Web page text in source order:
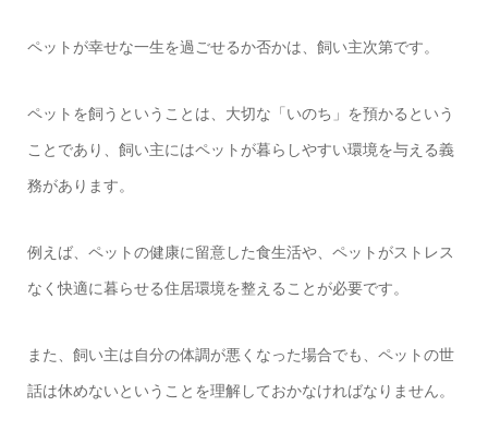
ペットが幸せな一生を過ごせるか否かは、飼い主次第です。
ペットを飼うということは、大切な「いのち」を預かるという
ことであり、飼い主にはペットが暮らしやすい環境を与える義
務があります。
例えば、ペットの健康に留意した食生活や、ペットがストレス
なく快適に暮らせる住居環境を整えることが必要です。
また、飼い主は自分の体調が悪くなった場合でも、ペットの世
話は休めないということを理解しておかなければなりません。